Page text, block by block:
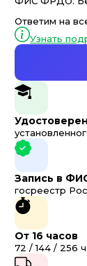
Ответим на
Узнать
Запись в
госреестр
От 16 часов
72 / 144 / 256 ч